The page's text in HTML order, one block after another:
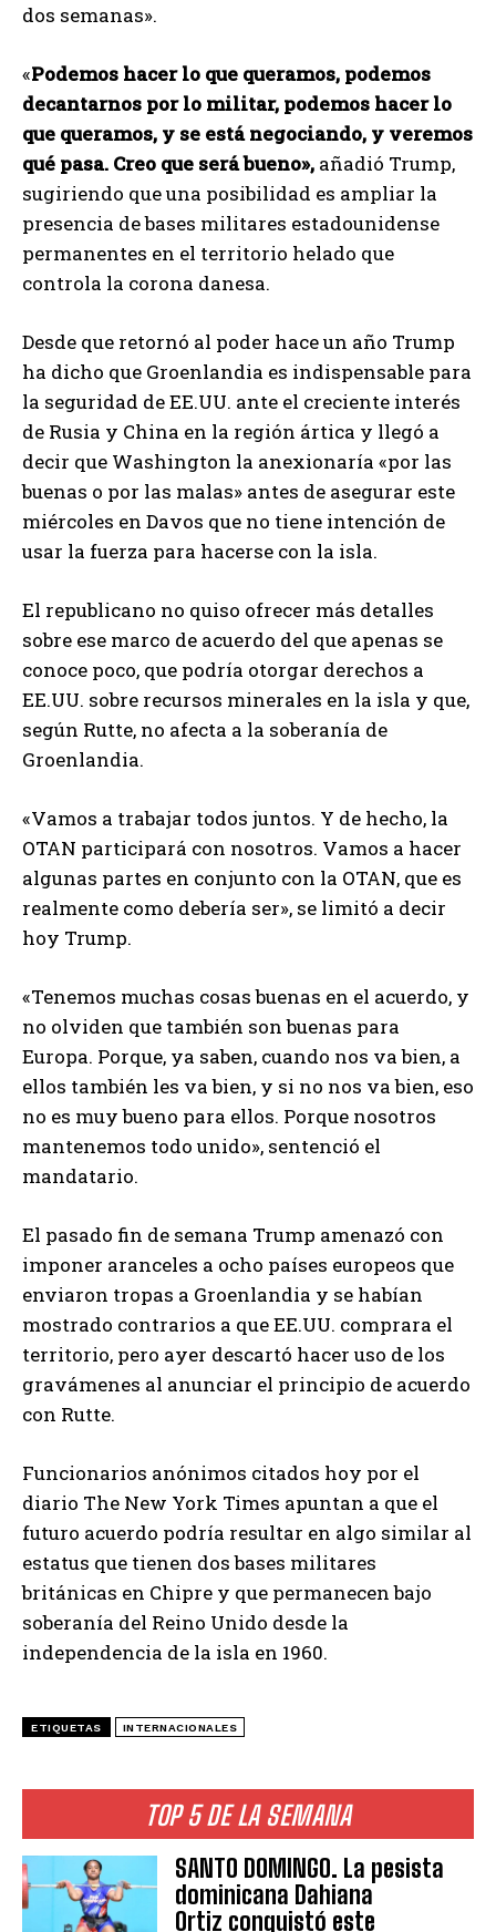
TOP 5 DE LA SEMANA
SANTO DOMINGO. La pesista
dominicana Dahiana
Ortiz conquistó este
dos semanas».
«Podemos hacer lo que queramos, podemos
decantarnos por lo militar, podemos hacer lo
que queramos, y se está negociando, y veremos
qué pasa. Creo que será bueno», añadió Trump,
sugiriendo que una posibilidad es ampliar la
presencia de bases militares estadounidense
permanentes en el territorio helado que
controla la corona danesa.
Desde que retornó al poder hace un año Trump
ha dicho que Groenlandia es indispensable para
la seguridad de EE.UU. ante el creciente interés
de Rusia y China en la región ártica y llegó a
decir que Washington la anexionaría «por las
buenas o por las malas» antes de asegurar este
miércoles en Davos que no tiene intención de
usar la fuerza para hacerse con la isla.
El republicano no quiso ofrecer más detalles
sobre ese marco de acuerdo del que apenas se
conoce poco, que podría otorgar derechos a
EE.UU. sobre recursos minerales en la isla y que,
según Rutte, no afecta a la soberanía de
Groenlandia.
«Vamos a trabajar todos juntos. Y de hecho, la
OTAN participará con nosotros. Vamos a hacer
algunas partes en conjunto con la OTAN, que es
realmente como debería ser», se limitó a decir
hoy Trump.
«Tenemos muchas cosas buenas en el acuerdo, y
no olviden que también son buenas para
Europa. Porque, ya saben, cuando nos va bien, a
ellos también les va bien, y si no nos va bien, eso
no es muy bueno para ellos. Porque nosotros
mantenemos todo unido», sentenció el
mandatario.
El pasado fin de semana Trump amenazó con
imponer aranceles a ocho países europeos que
enviaron tropas a Groenlandia y se habían
mostrado contrarios a que EE.UU. comprara el
territorio, pero ayer descartó hacer uso de los
gravámenes al anunciar el principio de acuerdo
con Rutte.
Funcionarios anónimos citados hoy por el
diario The New York Times apuntan a que el
futuro acuerdo podría resultar en algo similar al
estatus que tienen dos bases militares
británicas en Chipre y que permanecen bajo
soberanía del Reino Unido desde la
independencia de la isla en 1960.
ETIQUETAS INTERNACIONALES